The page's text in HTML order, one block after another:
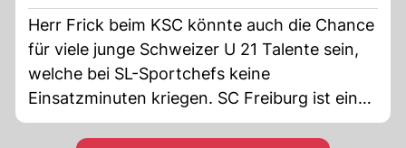
Herr Frick beim KSC könnte auch die Chance
für viele junge Schweizer U 21 Talente sein,
welche bei SL-Sportchefs keine
Einsatzminuten kriegen. SC Freiburg ist ein
gutes Beispiel.